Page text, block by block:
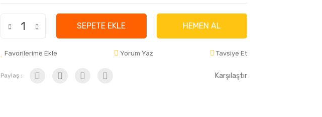
SEPETE EKLE HEMEN AL
Favorilerime Ekle Yorum Yaz Tavsiye Et
Paylaş : Karşılaştır